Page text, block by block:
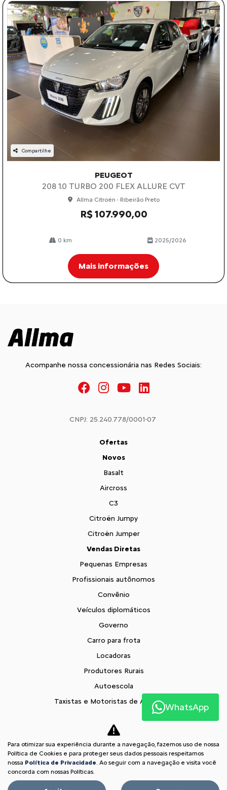
Compartilhe
PEUGEOT
208 1.0 TURBO 200 FLEX ALLURE CVT
Allma Citroën - Ribeirão Preto
R$ 107.990,00
0 km 2025/2026
Mais informações
Acompanhe nossa concessionária nas Redes Sociais:
CNPJ: 25.240.778/0001-07
Ofertas
Novos
Basalt
Aircross
C3
Citroën Jumpy
Citroën Jumper
Vendas Diretas
Pequenas Empresas
Profissionais autônomos
Convênio
Veículos diplomáticos
Governo
Carro para frota
Locadoras
Produtores Rurais
Autoescola
Taxistas e Motoristas de Aplicativo
Soluções financeiras
Consórcio
Seguros
WhatsApp
Para otimizar sua experiência durante a navegação, fazemos uso de nossa
Política de Cookies e para proteger seus dados pessoais respeitamos
nossa Política de Privacidade. Ao seguir com a navegação e visita você
concorda com nossas Políticas.